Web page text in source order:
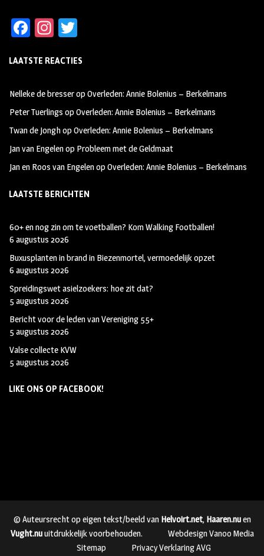
Fa
b
oo
k
In
ag
m
tt
LAATSTE REACTIES
Nelleke de bresseropOverleden: Annie Bolenius – Berkelmans
Peter Tuerlings opOverleden: Annie Bolenius – Berkelmans
Twan de JonghopOverleden: Annie Bolenius – Berkelmans
Jan van Engelenop Probleem met de Geldmaat
Jan en Roos van EngelenopOverleden: Annie Bolenius – Berkelmans
LAATSTE BERICHTEN
60+ en nog zin om te voetballen? Kom Walking Footballen!
6 augustus 2026
Buxusplanten in brand in Biezenmortel, vermoedelijk opzet
6 augustus 2026
Spreidingswet asielzoekers: hoe zit dat?
5 augustus 2026
Bericht voor de leden van Vereniging 55+
5 augustus 2026
Valse collecte KVW
5 augustus 2026
LIKE ONS OP FACEBOOK!
© Auteursrecht op eigen tekst/beeld van Helvoirt.net, Haaren.nuen
Vught.nuuitdrukkelijk voorbehouden.
Webdesign Vanoo Media
Sitemap
Privacy Verklaring AVG